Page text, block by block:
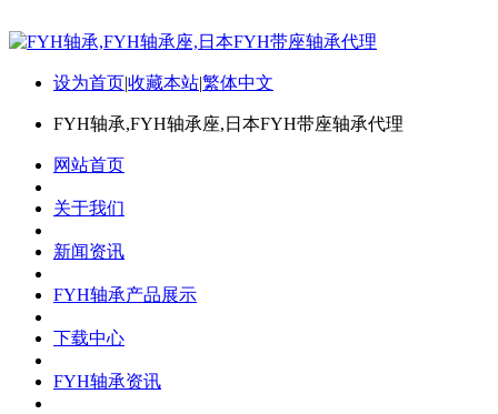
设为首页|收藏本站|繁体中文
FYH轴承,FYH轴承座,日本FYH带座轴承代理
网站首页
关于我们
新闻资讯
FYH轴承产品展示
下载中心
FYH轴承资讯